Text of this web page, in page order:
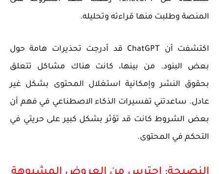
المنصة وطلبت منها قراءته وتحليله.
اكتشفت أن ChatGPT قد أدرجت تحذيرات هامة حول
بعض البنود. من بينها، كانت هناك مشاكل تتعلق
بحقوق النشر وإمكانية استغلال المحتوى بشكل غير
عادل. ساعدتني تفسيرات الذكاء الاصطناعي في فهم أن
بعض الشروط كانت قد تؤثر بشكل كبير على حريتي في
التحكم في المحتوى.